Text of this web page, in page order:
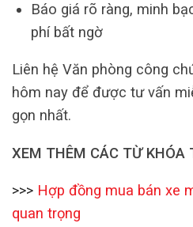
Báo giá rõ ràng, minh
phí bất ngờ
Liên hệ Văn phòng công
hôm nay để được tư vấn
gọn nhất.
XEM THÊM CÁC TỪ KHÓA
>>> Hợp đồng mua bán xe
quan trọng